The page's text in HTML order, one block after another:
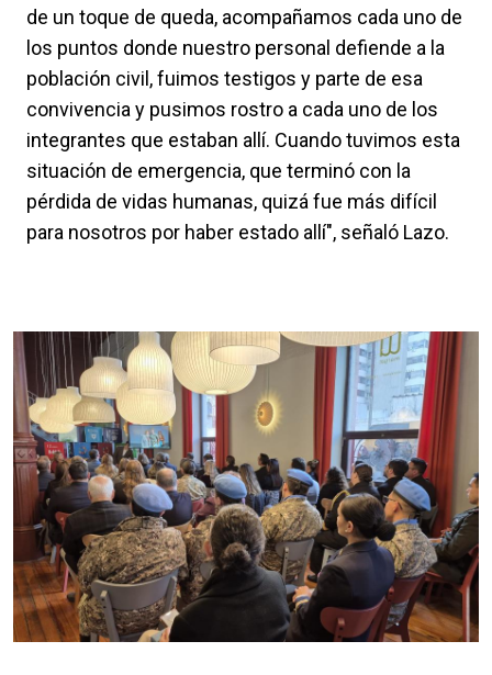
de un toque de queda, acompañamos cada uno de
los puntos donde nuestro personal defiende a la
población civil, fuimos testigos y parte de esa
convivencia y pusimos rostro a cada uno de los
integrantes que estaban allí. Cuando tuvimos esta
situación de emergencia, que terminó con la
pérdida de vidas humanas, quizá fue más difícil
para nosotros por haber estado allí", señaló Lazo.